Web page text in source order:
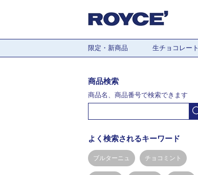
限定・新商品 生チョコレート
商品検索
商品名、商品番号で検索できます
よく検索されるキーワード
ブルターニュ チョコミント